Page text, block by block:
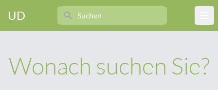
UD
Search
Wonach suchen Sie?